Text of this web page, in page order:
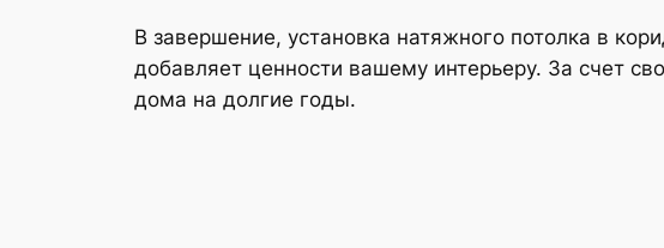
В завершение, установка натяжного потолка в
добавляет ценности вашему интерьеру. За счет
дома на долгие годы.